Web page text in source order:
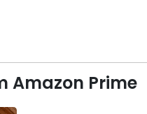
Amazon Prime